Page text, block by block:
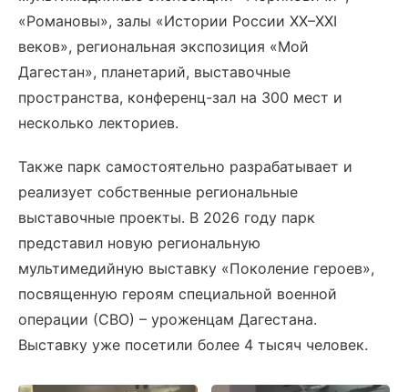
«Романовы», залы «Истории России XX–XXI
веков», региональная экспозиция «Мой
Дагестан», планетарий, выставочные
пространства, конференц-зал на 300 мест и
несколько лекториев.
Также парк самостоятельно разрабатывает и
реализует собственные региональные
выставочные проекты. В 2026 году парк
представил новую региональную
мультимедийную выставку «Поколение героев»,
посвященную героям специальной военной
операции (СВО) – уроженцам Дагестана.
Выставку уже посетили более 4 тысяч человек.